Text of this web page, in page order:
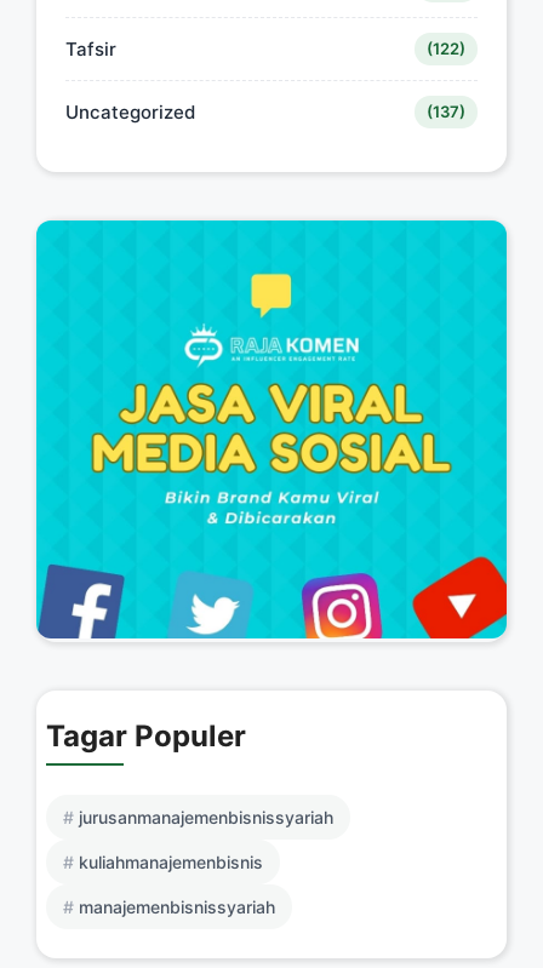
Tafsir (122)
Uncategorized (137)
Tagar Populer
jurusanmanajemenbisnissyariah
kuliahmanajemenbisnis
manajemenbisnissyariah